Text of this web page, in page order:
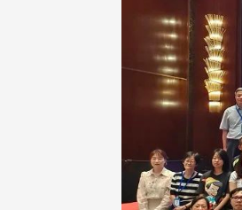
大学电子与电机系友会于115
在连
在
游，